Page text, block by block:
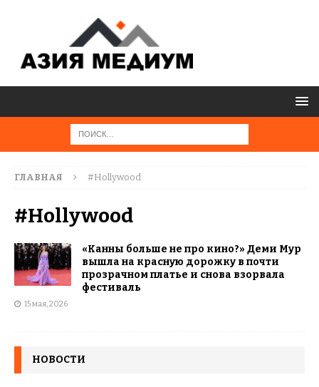
ГЛАВНАЯ #Hollywood
#Hollywood
«Канны больше не про кино?» Деми Мур
вышла на красную дорожку в почти
прозрачном платье и снова взорвала
фестиваль
15 мая, 2026
НОВОСТИ